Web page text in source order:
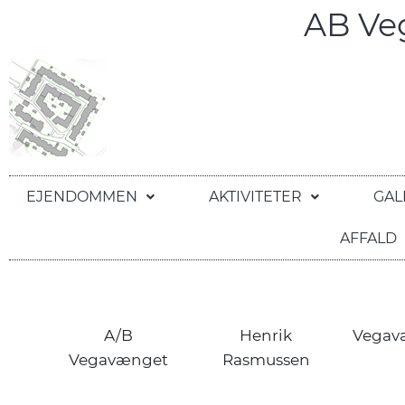
AB
EJENDOMMEN AKTIVITETER
AFFALD
A/B
Vegavænget
Henrik
Rasmussen